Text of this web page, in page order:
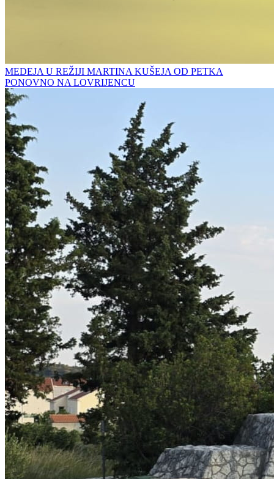
MEDEJA U REŽIJI MARTINA KUŠEJA OD PETKA
PONOVNO NA LOVRIJENCU